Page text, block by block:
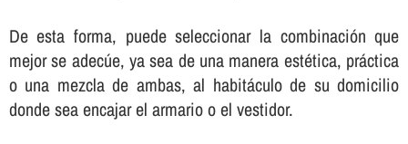
De esta forma, puede seleccionar la combinación que
mejor se adecúe, ya sea de una manera estética, práctica
o una mezcla de ambas, al habitáculo de su domicilio
donde sea encajar el armario o el vestidor.